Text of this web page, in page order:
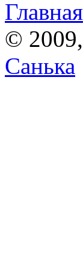
Главная
©
Санька